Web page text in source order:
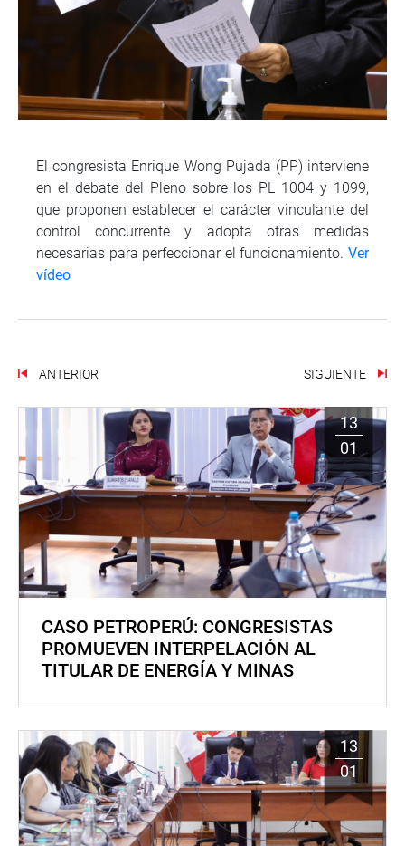
El congresista Enrique Wong Pujada (PP) interviene
en el debate del Pleno sobre los PL 1004 y 1099,
que proponen establecer el carácter vinculante del
control concurrente y adopta otras medidas
necesarias para perfeccionar el funcionamiento. Ver
vídeo
ANTERIOR SIGUIENTE
13
01
CASO PETROPERÚ: CONGRESISTAS
PROMUEVEN INTERPELACIÓN AL
TITULAR DE ENERGÍA Y MINAS
13
01